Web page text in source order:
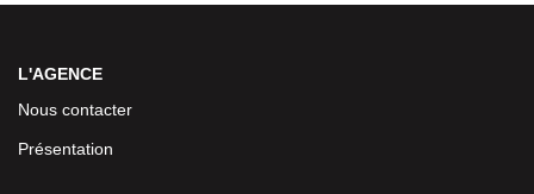
L'AGENCE
Nous contacter
Présentation